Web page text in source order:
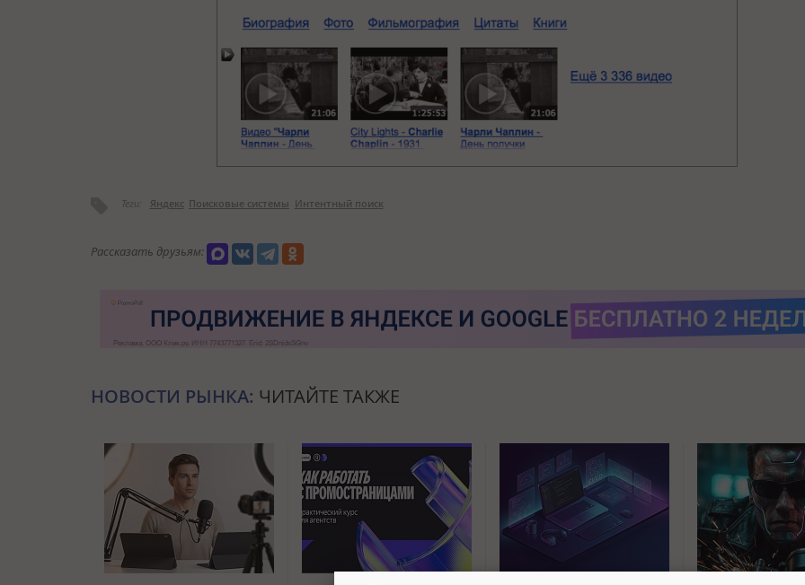
Теги: Яндекс Поисковые системы Интентный поиск
Рассказать друзьям:
НОВОСТИ РЫНКА: ЧИТАЙТЕ ТАКЖЕ